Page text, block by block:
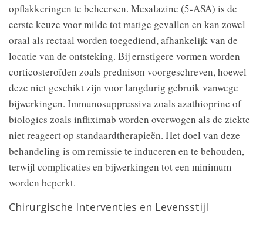
opflakkeringen te beheersen. Mesalazine (5-ASA) is de
eerste keuze voor milde tot matige gevallen en kan zowel
oraal als rectaal worden toegediend, afhankelijk van de
locatie van de ontsteking. Bij ernstigere vormen worden
corticosteroïden zoals prednison voorgeschreven, hoewel
deze niet geschikt zijn voor langdurig gebruik vanwege
bijwerkingen. Immunosuppressiva zoals azathioprine of
biologics zoals infliximab worden overwogen als de ziekte
niet reageert op standaardtherapieën. Het doel van deze
behandeling is om remissie te induceren en te behouden,
terwijl complicaties en bijwerkingen tot een minimum
worden beperkt.
Chirurgische Interventies en Levensstijl